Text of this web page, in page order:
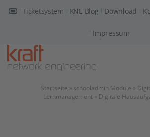
Zum Ticketsystem KNE Blog Download
Impressum
Startseite » schooladmin Module »
Lernmanagement » Digitale